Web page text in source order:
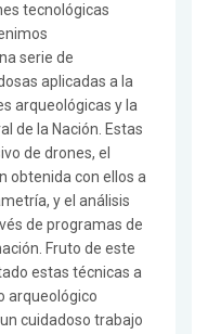
tecnológicas
serie de
aplicadas a la
arqueológicas y la
de la Nación. Estas
de drones, el
obtenida con ellos a
y el análisis
de programas de
Fruto de este
estas técnicas a
arqueológico
cuidadoso trabajo